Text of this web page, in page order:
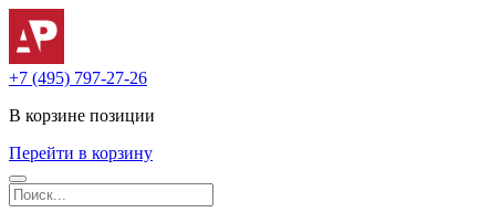
+7 (495) 797-27-26
В корзине позиции
Перейти в корзину